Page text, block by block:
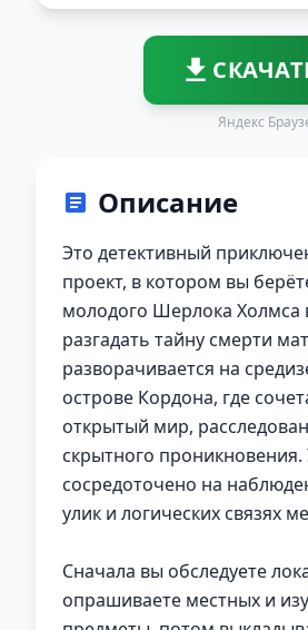
Яндекс
Описание
Это детективный
проект, в котором вы
молодого Шерлока Холмса
разгадать тайну смерти
разворачивается на
острове Кордона, где
открытый мир,
скрытного
сосредоточено на
улик и логических связях
Сначала вы обследуете
опрашиваете местных и